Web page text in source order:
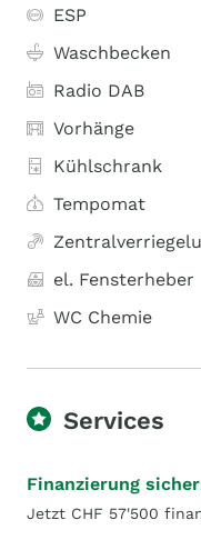
ESP
Waschbecken
Radio DAB
Vorhänge
Kühlschrank
Tempomat
el. Fensterheber
WC Chemie
Services
Finanzierung
Jetzt CHF 57'500